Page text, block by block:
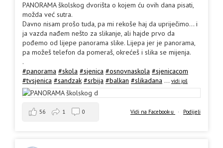
PANORAMA školskog dvorišta o kojem ću ovih dana pisati,
možda već sutra.
Davno nisam prošo tuda, pa mi rekoše haj da upriječimo... i
ja vazda nađem nešto za slikanje, ali hajde prvo da
pođemo od lijepe panorama slike. Lijepa jer je panorama,
pa možeš telefon da pomeraš, okrećeš i slika se mijenja.
.
#panorama #skola #sjenica #osnovnaskola #sjenicacom
#tvsjenica #sandzak #srbija #balkan #slikadana ... vidi još
Vidi na Facebook-u · Podijeli
56 1 0